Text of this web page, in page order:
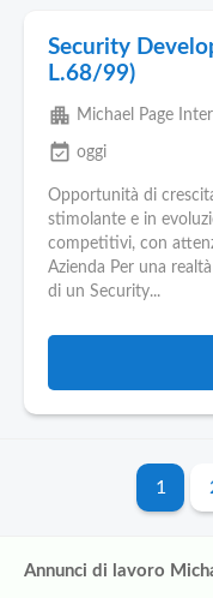
Security
L.68/99)
apartment Michael Page
event_available oggi
Opportunità di
stimolante e in
competitivi, con
Azienda Per una
di un Security...
1
Annunci di lavoro